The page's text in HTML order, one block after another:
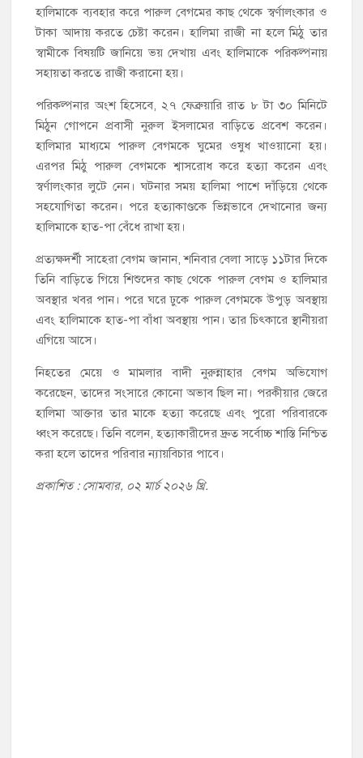
হালিমাকে ব্যবহার করে পারুল বেগমের কাছ থেকে স্বর্ণালংকার ও
টাকা আদায় করতে চেষ্টা করেন। হালিমা রাজী না হলে মিঠু তার
স্বামীকে বিষয়টি জানিয়ে ভয় দেখায় এবং হালিমাকে পরিকল্পনায়
সহায়তা করতে রাজী করানো হয়।
পরিকল্পনার অংশ হিসেবে, ২৭ ফেব্রুয়ারি রাত ৮ টা ৩০ মিনিটে
মিঠুন গোপনে প্রবাসী নুরুল ইসলামের বাড়িতে প্রবেশ করেন।
হালিমার মাধ্যমে পারুল বেগমকে ঘুমের ওষুধ খাওয়ানো হয়।
এরপর মিঠু পারুল বেগমকে শ্বাসরোধ করে হত্যা করেন এবং
স্বর্ণালংকার লুটে নেন। ঘটনার সময় হালিমা পাশে দাঁড়িয়ে থেকে
সহযোগিতা করেন। পরে হত্যাকাণ্ডকে ভিন্নভাবে দেখানোর জন্য
হালিমাকে হাত-পা বেঁধে রাখা হয়।
প্রত্যক্ষদর্শী সাহেরা বেগম জানান, শনিবার বেলা সাড়ে ১১টার দিকে
তিনি বাড়িতে গিয়ে শিশুদের কাছ থেকে পারুল বেগম ও হালিমার
অবস্থার খবর পান। পরে ঘরে ঢুকে পারুল বেগমকে উপুড় অবস্থায়
এবং হালিমাকে হাত-পা বাঁধা অবস্থায় পান। তার চিৎকারে স্থানীয়রা
এগিয়ে আসে।
নিহতের মেয়ে ও মামলার বাদী নুরুন্নাহার বেগম অভিযোগ
করেছেন, তাদের সংসারে কোনো অভাব ছিল না। পরকীয়ার জেরে
হালিমা আক্তার তার মাকে হত্যা করেছে এবং পুরো পরিবারকে
ধ্বংস করেছে। তিনি বলেন, হত্যাকারীদের দ্রুত সর্বোচ্চ শাস্তি নিশ্চিত
করা হলে তাদের পরিবার ন্যায়বিচার পাবে।
প্রকাশিত : সোমবার, ০২ মার্চ ২০২৬ খ্রি.